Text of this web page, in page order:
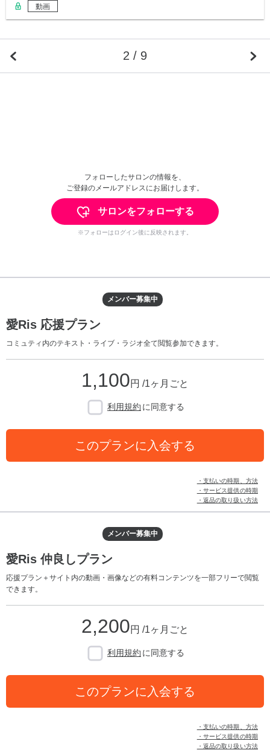
動画
2 / 9
フォローしたサロンの情報を、
ご登録のメールアドレスにお届けします。
サロンをフォローする
※フォローはログイン後に反映されます。
メンバー募集中
愛Ris 応援プラン
コミュティ内のテキスト・ライブ・ラジオ全て閲覧参加できます。
1,100円 /1ヶ月ごと
利用規約 に同意する
このプランに入会する
・支払いの時期、方法
・サービス提供の時期
・返品の取り扱い方法
メンバー募集中
愛Ris 仲良しプラン
応援プラン＋サイト内の動画・画像などの有料コンテンツを一部フリーで閲覧
できます。
2,200円 /1ヶ月ごと
利用規約 に同意する
このプランに入会する
・支払いの時期、方法
・サービス提供の時期
・返品の取り扱い方法